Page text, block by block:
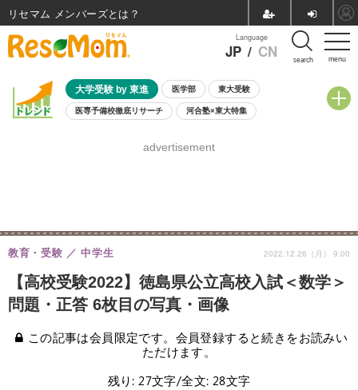
menu
Language
JP / CN search
大学受験 by 東進 医学部 東大受験
医専予備校徹底リサーチ 河合塾×東大特集
8月開催学校説明会・相談会
advertisement
【高校受験2022】徳島県公立高校入試＜数学＞
問題・正答 6枚目の写真・画像
教育・受験 中学生 2022.12.26（月） 9:00
この記事は会員限定です。会員登録すると続きをお読みい
ただけます。
残り: 27文字/全文: 28文字
リセマム メンバーズ